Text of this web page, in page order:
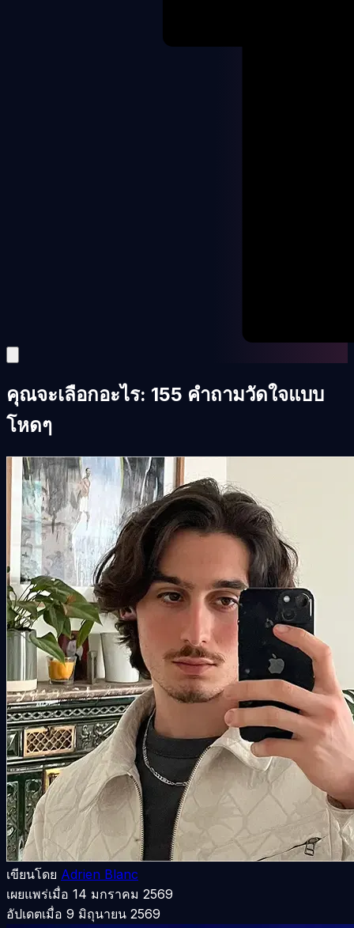
คุณจะเลือกอะไร: 155 คำถามวัดใจแบบ
โหดๆ
เขียนโดย Adrien Blanc
เผยแพร่เมื่อ 14 มกราคม 2569
อัปเดตเมื่อ 9 มิถุนายน 2569